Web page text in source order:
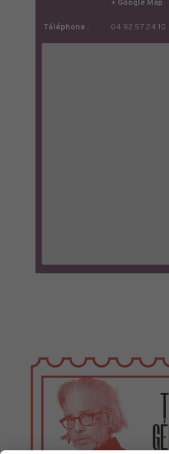
+ Google Map
Téléphone : 04 92 57 24 10